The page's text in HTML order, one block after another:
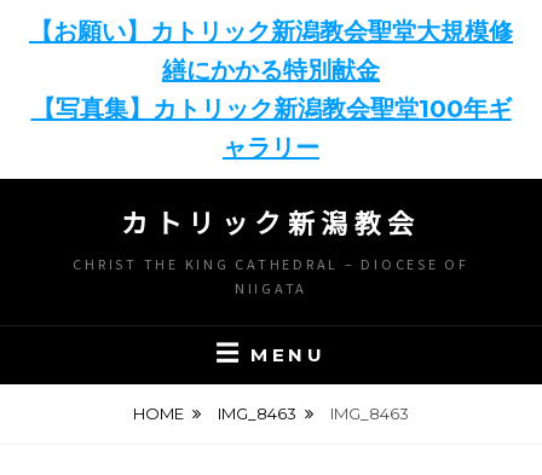
【お願い】カトリック新潟教会聖堂大規模修
繕にかかる特別献金
【写真集】カトリック新潟教会聖堂100年ギ
ャラリー
content
カトリック新潟教会
CHRIST THE KING CATHEDRAL – DIOCESE OF
NIIGATA
MENU
HOME IMG_8463 IMG_8463